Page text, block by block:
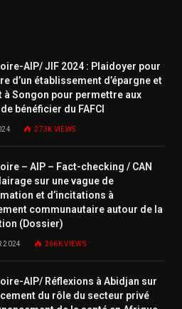
AIP/ JIF 2024 : Plaidoyer pour
d’un établissement d’épargne et
à Songon pour permettre aux
bénéficier du FAFCI
273K VIEWS
– AIP – Fact-checking / CAN
sur une vague de
et d’incitations à
communautaire autour de la
(Dossier)
2024 266KVIEWS
AIP/ Réflexions à Abidjan sur
du rôle du secteur privé